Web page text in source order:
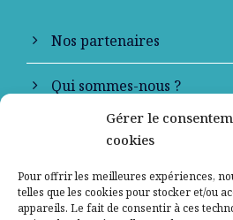
Gérer le
cookies
Pour offrir les meilleures expériences,
telles que les cookies pour stocker et/ou
appareils. Le fait de consentir à ces
Nos partenaires
Qui sommes-nous ?
Contactez-nous
Mentions légales